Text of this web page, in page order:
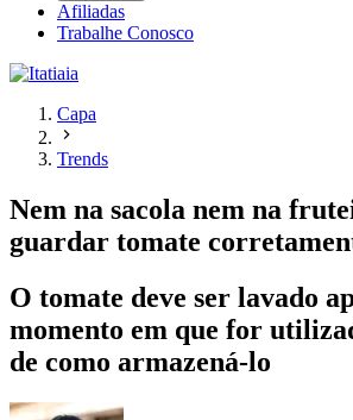
Afiliadas
Trabalhe Conosco
Capa
Trends
Nem na sacola nem na
guardar tomate
O tomate deve ser lavado
momento em que for
de como armazená-lo